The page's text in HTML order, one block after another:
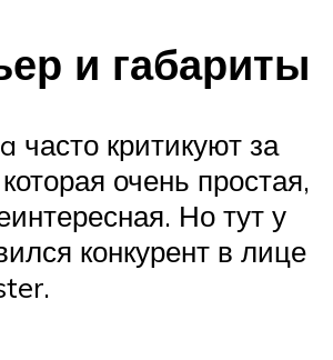
и габариты
часто критикуют за
очень простая,
Но тут у
конкурент в лице